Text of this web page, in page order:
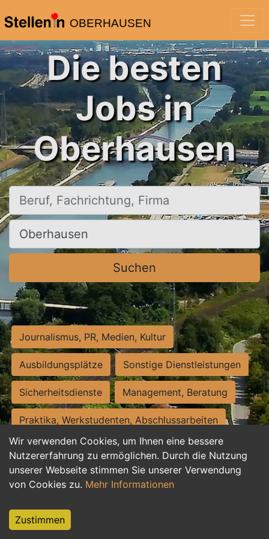
OBERHAUSEN
Wir verwenden Cookies, um Ihnen eine bessere
Nutzererfahrung zu ermöglichen. Durch die Nutzung
unserer Webseite stimmen Sie unserer Verwendung
von Cookies zu. Mehr Informationen
Zustimmen
Die besten
Jobs in
Oberhausen
Beruf, Fachrichtung, Firma
Ort, Stadt
Suchen
Journalismus, PR, Medien, Kultur
Ausbildungsplätze Sonstige Dienstleistungen
Sicherheitsdienste Management, Beratung
Praktika, Werkstudenten, Abschlussarbeiten
Personalwesen Assistenz, Sekretariat
Hilfskräfte, Aushilfs- und Nebenjobs
Weiterbildung, Studium, duale Ausbildung